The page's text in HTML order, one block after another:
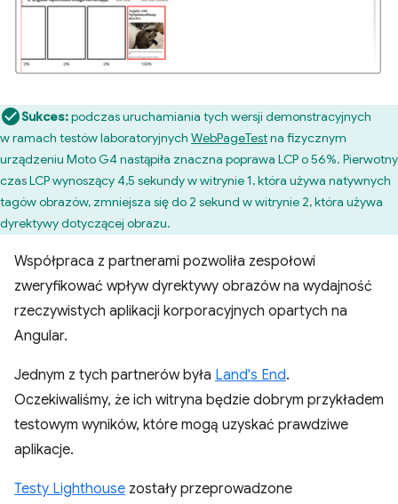
Sukces:podczas uruchamiania tych wersji demonstracyjnych
w ramach testów laboratoryjnych WebPageTestna fizycznym
urządzeniu Moto G4 nastąpiła znaczna poprawa LCP o 56%. Pierwotny
czas LCP wynoszący 4,5 sekundy w witrynie 1, która używa natywnych
tagów obrazów, zmniejsza się do 2 sekund w witrynie 2, która używa
dyrektywy dotyczącej obrazu.
Współpraca z partnerami pozwoliła zespołowi
zweryfikować wpływ dyrektywy obrazów na wydajność
rzeczywistych aplikacji korporacyjnych opartych na
Angular.
Jednym z tych partnerów była Land's End.
Oczekiwaliśmy, że ich witryna będzie dobrym przykładem
testowym wyników, które mogą uzyskać prawdziwe
aplikacje.
Testy Lighthouse zostały przeprowadzone